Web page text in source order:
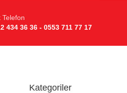
Telefon
434 36 36 - 0553 711 77 17
Kategoriler